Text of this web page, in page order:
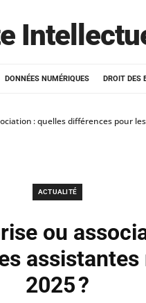
DONNÉES NUMÉRIQUES DROIT DES
: quelles différences pour
ACTUALITÉ
ou
2025 ?